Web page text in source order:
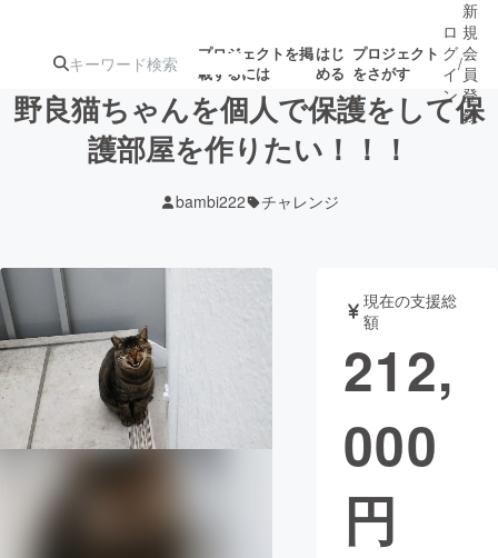
プロジェクトを掲
載するには
はじ
める
プロジェクト
をさがす
ジェクト
ロジェクト
音楽
テクノロジー・ガジェット ゲーム・サ
映像・映画
ロ
グ
イ
ン
/
新
規
会
員
登
録
野良猫ちゃんを個人で保護をして保
護部屋を作りたい！！！
bambi222 チャレンジ
現在の支援総
額
212,
000
円